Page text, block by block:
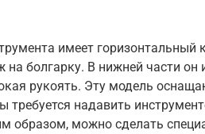
имеет горизонтальный
на болгарку. В нижней части
рукоять. Эту модель
требуется надавить
образом, можно сделать